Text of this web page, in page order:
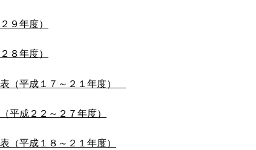
９年度）
８年度）
（平成１７～２１年度）
平成２２～２７年度）
（平成１８～２１年度）